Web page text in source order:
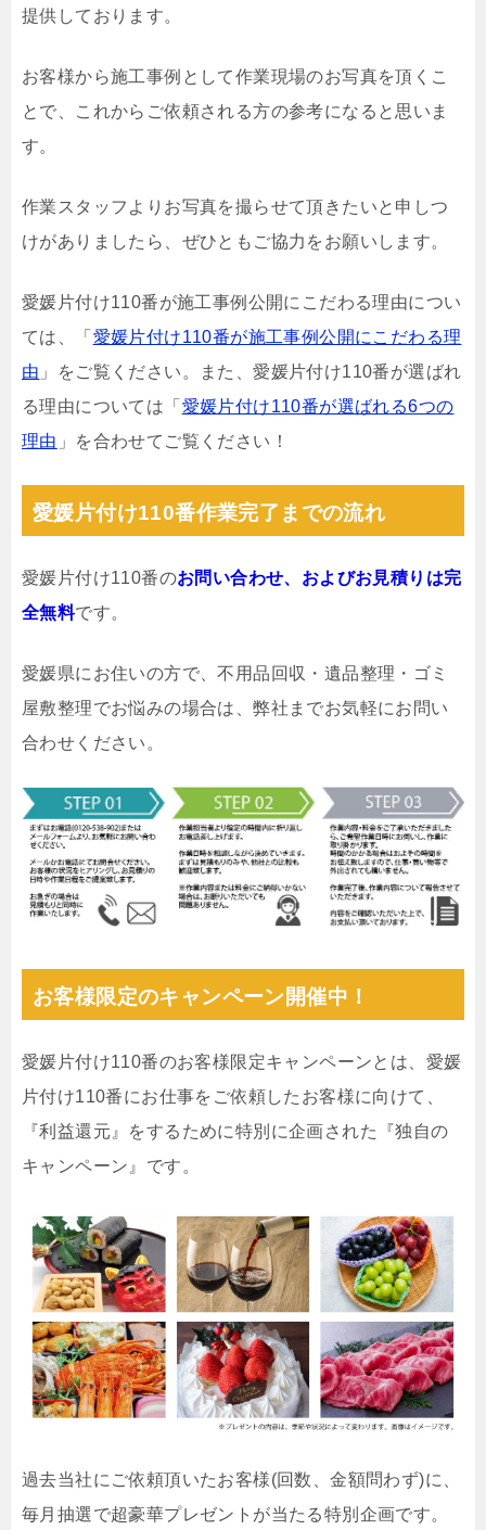
提供しております。
お客様から施工事例として作業現場のお写真を頂くこ
とで、これからご依頼される方の参考になると思いま
す。
作業スタッフよりお写真を撮らせて頂きたいと申しつ
けがありましたら、ぜひともご協力をお願いします。
愛媛片付け110番が施工事例公開にこだわる理由につい
ては、「 愛媛片付け110番が施工事例公開にこだわる理
由 」をご覧ください。また、愛媛片付け110番が選ばれ
る理由については「 愛媛片付け110番が選ばれる6つの
理由 」を合わせてご覧ください！
愛媛片付け110番作業完了までの流れ
愛媛片付け110番のお問い合わせ、およびお見積りは完
全無料です。
愛媛県にお住いの方で、不用品回収・遺品整理・ゴミ
屋敷整理でお悩みの場合は、弊社までお気軽にお問い
合わせください。
お客様限定のキャンペーン開催中！
愛媛片付け110番のお客様限定キャンペーンとは、愛媛
片付け110番にお仕事をご依頼したお客様に向けて、
『利益還元』をするために特別に企画された『独自の
キャンペーン』です。
過去当社にご依頼頂いたお客様(回数、金額問わず)に、
毎月抽選で超豪華プレゼントが当たる特別企画です。